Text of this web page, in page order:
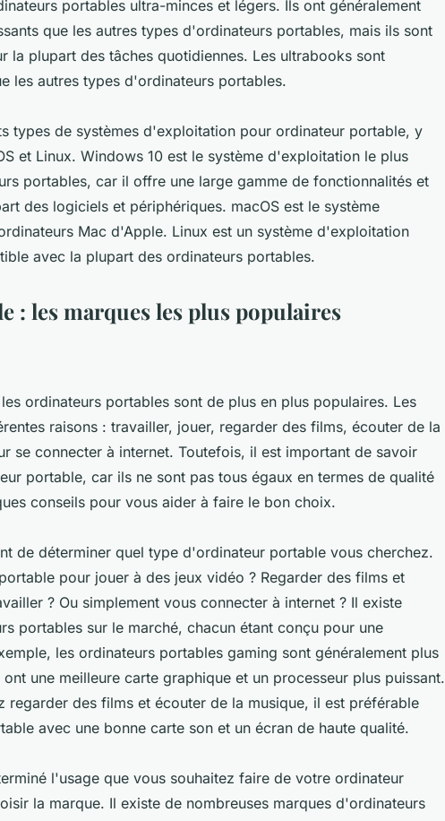
portables ultra-minces et légers. Ils ont généralement
que les autres types d'ordinateurs portables, mais ils sont
la plupart des tâches quotidiennes. Les ultrabooks sont
les autres types d'ordinateurs portables.
types de systèmes d'exploitation pour ordinateur portable, y
et Linux. Windows 10 est le système d'exploitation le plus
portables, car il offre une large gamme de fonctionnalités et
des logiciels et périphériques. macOS est le système
Mac d'Apple. Linux est un système d'exploitation
avec la plupart des ordinateurs portables.
: les marques les plus populaires
ordinateurs portables sont de plus en plus populaires. Les
raisons : travailler, jouer, regarder des films, écouter de la
se connecter à internet. Toutefois, il est important de savoir
portable, car ils ne sont pas tous égaux en termes de qualité
conseils pour vous aider à faire le bon choix.
de déterminer quel type d'ordinateur portable vous cherchez.
pour jouer à des jeux vidéo ? Regarder des films et
? Ou simplement vous connecter à internet ? Il existe
portables sur le marché, chacun étant conçu pour une
les ordinateurs portables gaming sont généralement plus
une meilleure carte graphique et un processeur plus puissant.
regarder des films et écouter de la musique, il est préférable
avec une bonne carte son et un écran de haute qualité.
l'usage que vous souhaitez faire de votre ordinateur
la marque. Il existe de nombreuses marques d'ordinateurs